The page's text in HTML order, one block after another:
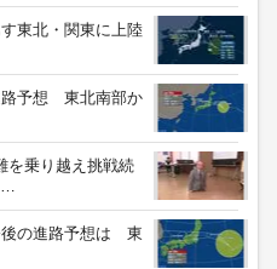
東北・関東に上陸
路予想 東北南部か
を乗り越え挑戦続
…
後の進路予想は 東